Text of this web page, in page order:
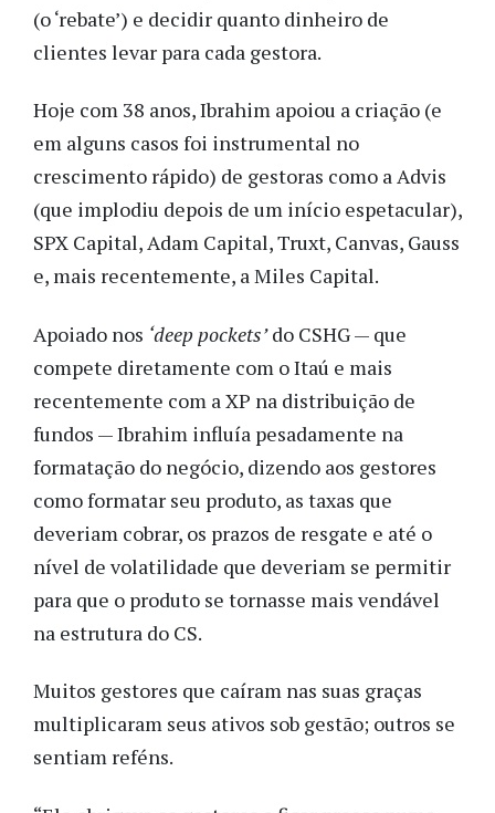
(o ‘rebate’) e decidir quanto dinheiro de
clientes levar para cada gestora.
Hoje com 38 anos, Ibrahim apoiou a criação (e
em alguns casos foi instrumental no
crescimento rápido) de gestoras como a Advis
(que implodiu depois de um início espetacular),
SPX Capital, Adam Capital, Truxt, Canvas, Gauss
e, mais recentemente, a Miles Capital.
Apoiado nos ‘deep pockets’do CSHG — que
compete diretamente com o Itaú e mais
recentemente com a XP na distribuição de
fundos — Ibrahim influía pesadamente na
formatação do negócio, dizendo aos gestores
como formatar seu produto, as taxas que
deveriam cobrar, os prazos de resgate e até o
nível de volatilidade que deveriam se permitir
para que o produto se tornasse mais vendável
na estrutura do CS.
Muitos gestores que caíram nas suas graças
multiplicaram seus ativos sob gestão; outros se
sentiam reféns.